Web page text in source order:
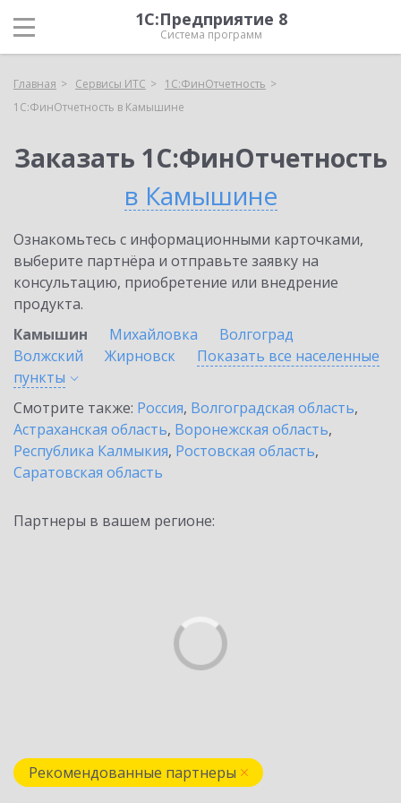
1С:Предприятие 8
Система программ
Главная Сервисы ИТС
1С:ФинОтчетность
1С:ФинОтчетность в Камышине
Заказать 1С:ФинОтчетность
в Камышине
Ознакомьтесь с информационными карточками,
выберите партнёра и отправьте заявку на
консультацию, приобретение или внедрение
продукта.
Камышин
Михайловка
Волгоград
Волжский
Жирновск
Показать все населенные
пункты
Смотрите также: Россия, Волгоградская область,
Астраханская область, Воронежская область,
Республика Калмыкия, Ростовская область,
Саратовская область
Партнеры в вашем регионе:
Рекомендованные партнеры